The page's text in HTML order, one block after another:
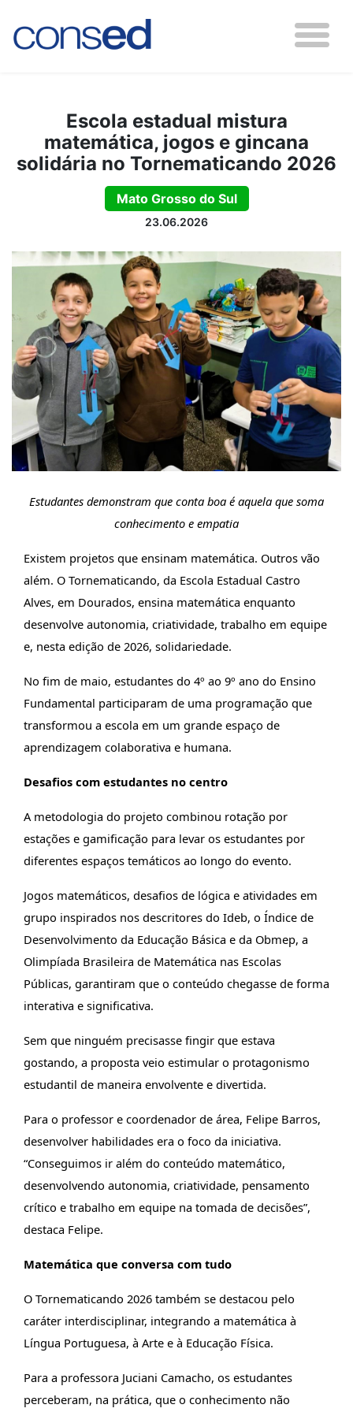
Escola estadual mistura
matemática, jogos e gincana
solidária no Tornematicando 2026
Mato Grosso do Sul
23.06.2026
Estudantes demonstram que conta boa é aquela que soma
conhecimento e empatia
Existem projetos que ensinam matemática. Outros vão
além. O Tornematicando, da Escola Estadual Castro
Alves, em Dourados, ensina matemática enquanto
desenvolve autonomia, criatividade, trabalho em equipe
e, nesta edição de 2026, solidariedade.
No fim de maio, estudantes do 4º ao 9º ano do Ensino
Fundamental participaram de uma programação que
transformou a escola em um grande espaço de
aprendizagem colaborativa e humana.
Desafios com estudantes no centro
A metodologia do projeto combinou rotação por
estações e gamificação para levar os estudantes por
diferentes espaços temáticos ao longo do evento.
Jogos matemáticos, desafios de lógica e atividades em
grupo inspirados nos descritores do Ideb, o Índice de
Desenvolvimento da Educação Básica e da Obmep, a
Olimpíada Brasileira de Matemática nas Escolas
Públicas, garantiram que o conteúdo chegasse de forma
interativa e significativa.
Sem que ninguém precisasse fingir que estava
gostando, a proposta veio estimular o protagonismo
estudantil de maneira envolvente e divertida.
Para o professor e coordenador de área, Felipe Barros,
desenvolver habilidades era o foco da iniciativa.
“Conseguimos ir além do conteúdo matemático,
desenvolvendo autonomia, criatividade, pensamento
crítico e trabalho em equipe na tomada de decisões”,
destaca Felipe.
Matemática que conversa com tudo
O Tornematicando 2026 também se destacou pelo
caráter interdisciplinar, integrando a matemática à
Língua Portuguesa, à Arte e à Educação Física.
Para a professora Juciani Camacho, os estudantes
perceberam, na prática, que o conhecimento não